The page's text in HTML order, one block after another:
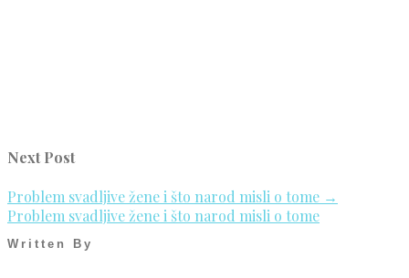
Next Post
Problem svadljive žene i što narod misli o tome →
Problem svadljive žene i što narod misli o tome
Written By